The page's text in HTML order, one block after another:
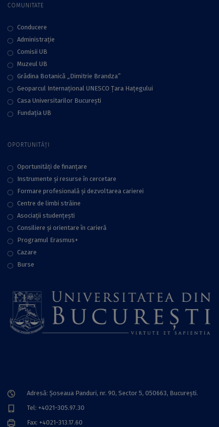
COMUNITATE
Conducere
Administraţie
Comisii UB
Muzeul UB
Grădina Botanică „Dimitrie Brandza”
Geoparcul Internațional UNESCO Țara Hațegului
Casa Universitarilor București
Fundaţia UB
OPORTUNITĂȚI
Oportunități de finanțare
Instrumente și resurse în cercetare
Formare profesională și dezvoltarea carierei
Centre de limbi străine
Asociații studențești
Consiliere şi orientare în carieră
Programul Erasmus+
Cazare
Burse
Adresă: Șoseaua Panduri, nr. 90, Sector 5, 050663, Bucureşti.
Tel: +4021-305.97.30
Fax: +4021-313.17.60